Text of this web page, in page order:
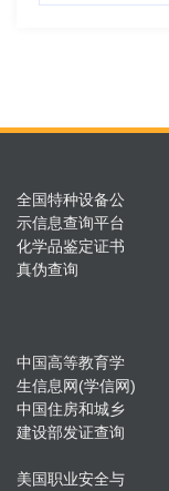
全国特种设备公
示信息查询平台
化学品鉴定证书
真伪查询
中国高等教育学
生信息网(学信网)
中国住房和城乡
建设部发证查询
美国职业安全与